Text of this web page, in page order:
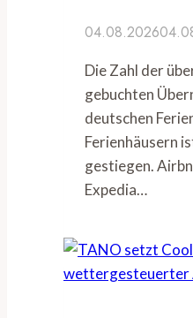
04.08.2026
Die Zahl der
gebuchten
deutschen
Ferienhäusern
gestiegen.
Expedia…